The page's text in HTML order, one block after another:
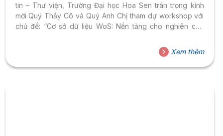
tin – Thư viện, Trường Đại học Hoa Sen trân trọng kính
mời Quý Thầy Cô và Quý Anh Chị tham dự workshop với
chủ đề: “Cơ sở dữ liệu WoS: Nền tảng cho nghiên cứu
Xem thêm